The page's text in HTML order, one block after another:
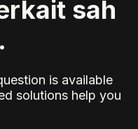
sah
is available
solutions help you